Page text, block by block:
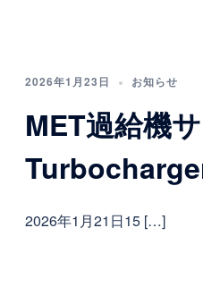
2026年1月23日 お知らせ
MET過給機
2026年1月21日15 […]